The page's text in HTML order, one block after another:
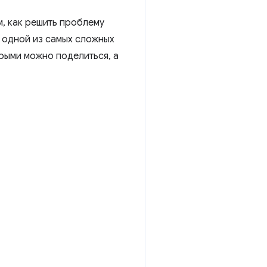
как решить проблему
из самых сложных
можно поделиться, а